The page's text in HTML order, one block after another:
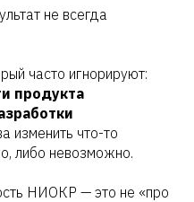
не всегда
часто игнорируют:
продукта
изменить что-то
либо невозможно.
НИОКР — это не «про